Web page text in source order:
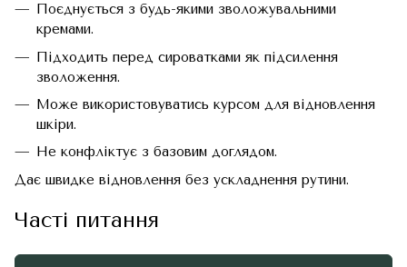
Поєднується з будь-якими зволожувальними
кремами.
Підходить перед сироватками як підсилення
зволоження.
Може використовуватись курсом для відновлення
шкіри.
Не конфліктує з базовим доглядом.
Дає швидке відновлення без ускладнення рутини.
Часті питання